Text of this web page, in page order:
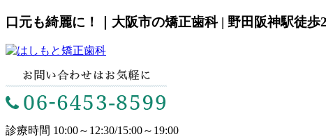
口元も綺麗に！｜大阪市の矯正歯科 | 野田阪神駅徒
診療時間 10:00～12:30/15:00～19:00